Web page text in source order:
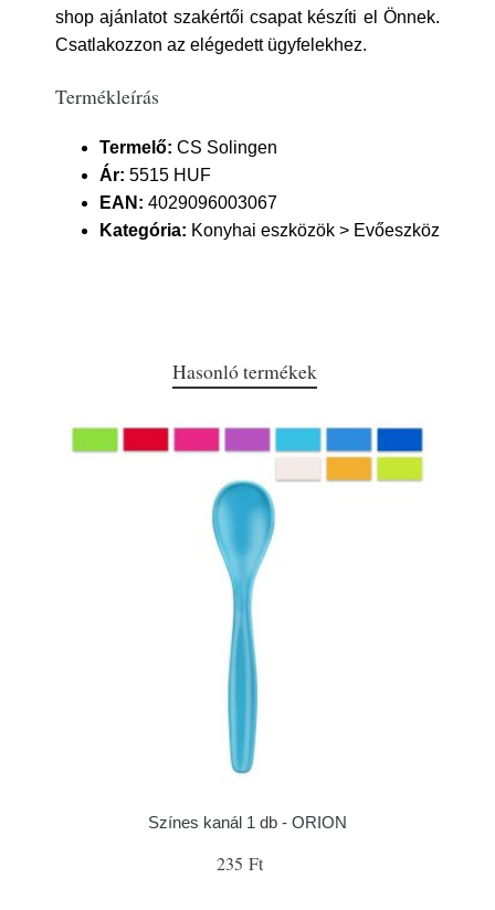
shop ajánlatot szakértői csapat készíti el Önnek.
Csatlakozzon az elégedett ügyfelekhez.
Termékleírás
Termelő: CS Solingen
Ár: 5515 HUF
EAN: 4029096003067
Kategória: Konyhai eszközök > Evőeszköz
Hasonló termékek
Színes kanál 1 db - ORION
235 Ft